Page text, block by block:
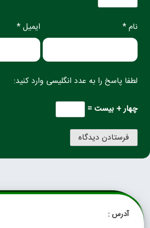
نام * ایمیل *
لطفا پاسخ را به عدد انگلیسی وارد کنید:
چهار + بیست =
آدرس :